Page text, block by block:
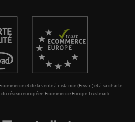
et de la vente à distance (Fevad) et à sa charte
réseau européen Ecommerce Europe Trustmark.